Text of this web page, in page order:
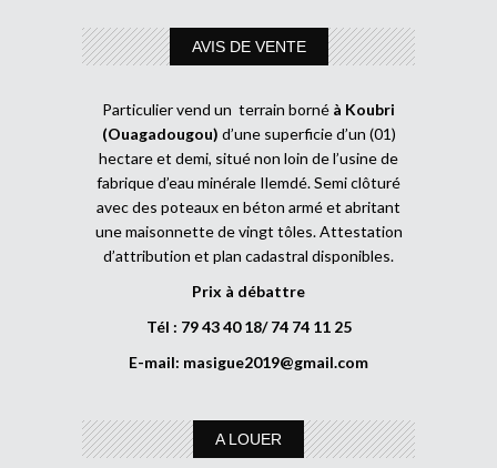
AVIS DE VENTE
Particulier vend un terrain borné à Koubri
(Ouagadougou) d’une superficie d’un (01)
hectare et demi, situé non loin de l’usine de
fabrique d’eau minérale Ilemdé. Semi clôturé
avec des poteaux en béton armé et abritant
une maisonnette de vingt tôles. Attestation
d’attribution et plan cadastral disponibles.
Prix à débattre
Tél : 79 43 40 18/ 74 74 11 25
E-mail: masigue2019@gmail.com
A LOUER